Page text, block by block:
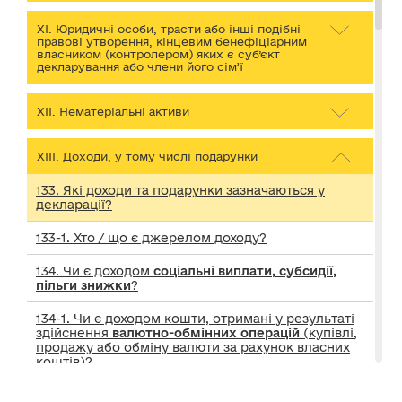
ХІ. Юридичні особи, трасти або інші подібні
правові утворення, кінцевим бенефіціарним
власником (контролером) яких є суб’єкт
декларування або члени його сім’ї
ХІІ. Нематеріальні активи
ХІІІ. Доходи, у тому числі подарунки
133. Які доходи та подарунки зазначаються у
декларації?
133-1. Хто / що є джерелом доходу?
134. Чи є доходом соціальні виплати, субсидії,
пільги знижки?
134-1. Чи є доходом кошти, отримані у результаті
здійснення валютно-обмінних операцій (купівлі,
продажу або обміну валюти за рахунок власних
коштів)?